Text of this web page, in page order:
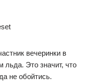
вечеринки в
льда. Это значит, что
не обойтись.